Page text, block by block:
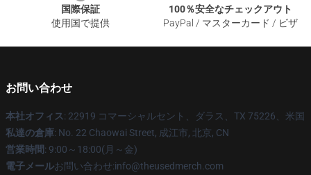
国際保証
使用国で提供
100％安全なチェックアウト
PayPal / マスターカード / ビザ
お問い合わせ
本社オフィス: 22919 コマーシャルセント、ダラス、TX 75226、米国
私達の倉庫: No. 22 Chaowai Street, 成江市, 北京, CN
営業時間: 9:00～18:00(月～金)
電子メールお問い合わせ:info@theusedmerch.com